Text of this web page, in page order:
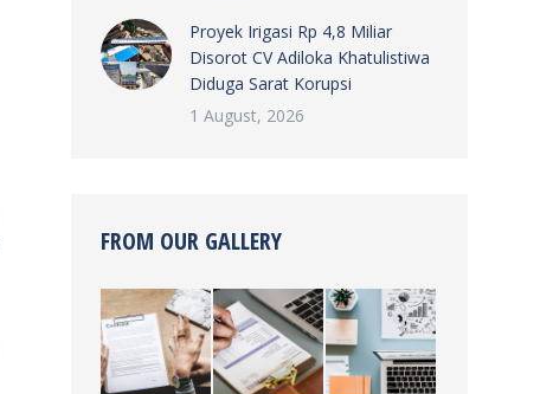
Proyek Irigasi Rp 4,8 Miliar
Disorot CV Adiloka Khatulistiwa
Diduga Sarat Korupsi
1 August, 2026
FROM OUR GALLERY